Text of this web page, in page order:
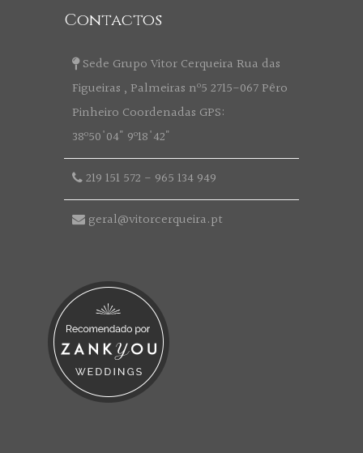
Contactos
Sede Grupo Vitor Cerqueira Rua das
Figueiras , Palmeiras nº5 2715-067 Pêro
Pinheiro Coordenadas GPS:
38º50'04" 9º18'42"
219 151 572 - 965 134 949
geral@vitorcerqueira.pt